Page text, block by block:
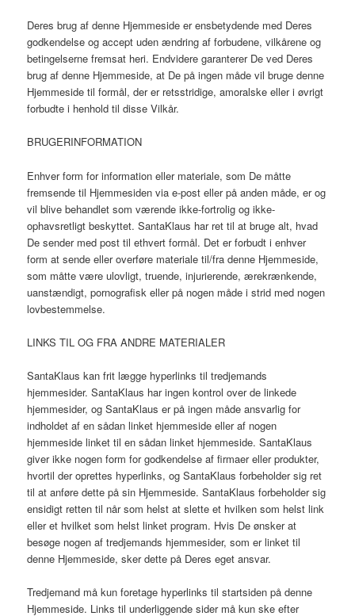
Deres brug af denne Hjemmeside er ensbetydende med Deres
godkendelse og accept uden ændring af forbudene, vilkårene og
betingelserne fremsat heri. Endvidere garanterer De ved Deres
brug af denne Hjemmeside, at De på ingen måde vil bruge denne
Hjemmeside til formål, der er retsstridige, amoralske eller i øvrigt
forbudte i henhold til disse Vilkår.
BRUGERINFORMATION
Enhver form for information eller materiale, som De måtte
fremsende til Hjemmesiden via e-post eller på anden måde, er og
vil blive behandlet som værende ikke-fortrolig og ikke-
ophavsretligt beskyttet. SantaKlaus har ret til at bruge alt, hvad
De sender med post til ethvert formål. Det er forbudt i enhver
form at sende eller overføre materiale til/fra denne Hjemmeside,
som måtte være ulovligt, truende, injurierende, ærekrænkende,
uanstændigt, pornografisk eller på nogen måde i strid med nogen
lovbestemmelse.
LINKS TIL OG FRA ANDRE MATERIALER
SantaKlaus kan frit lægge hyperlinks til tredjemands
hjemmesider. SantaKlaus har ingen kontrol over de linkede
hjemmesider, og SantaKlaus er på ingen måde ansvarlig for
indholdet af en sådan linket hjemmeside eller af nogen
hjemmeside linket til en sådan linket hjemmeside. SantaKlaus
giver ikke nogen form for godkendelse af firmaer eller produkter,
hvortil der oprettes hyperlinks, og SantaKlaus forbeholder sig ret
til at anføre dette på sin Hjemmeside. SantaKlaus forbeholder sig
ensidigt retten til når som helst at slette et hvilken som helst link
eller et hvilket som helst linket program. Hvis De ønsker at
besøge nogen af tredjemands hjemmesider, som er linket til
denne Hjemmeside, sker dette på Deres eget ansvar.
Tredjemand må kun foretage hyperlinks til startsiden på denne
Hjemmeside. Links til underliggende sider må kun ske efter